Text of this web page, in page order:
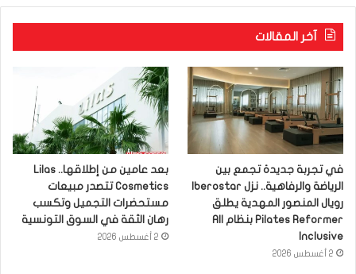
آخر المقالات
في تجربة جديدة تجمع بين
رويال المنصور المهدية يطلق
Pilates Reformer بنظام All
Inclusive
2 أغسطس 2026
بعد عامين من إطلاقها.. Lilas
Cosmetics تتصدر مبيعات
مستحضرات التجميل وتكسب
رهان الثقة في السوق التونسية
2 أغسطس 2026